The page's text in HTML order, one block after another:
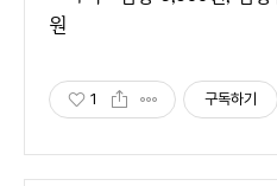
원
1 구독하기